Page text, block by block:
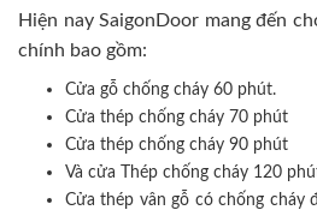
Hiện nay SaigonDoor mang đến
chính bao gồm:
Cửa gỗ chống cháy 60 phút.
Cửa thép chống cháy 70 phút
Cửa thép chống cháy 90 phút
Và cửa Thép chống cháy 120
Cửa thép vân gỗ có chống cháy